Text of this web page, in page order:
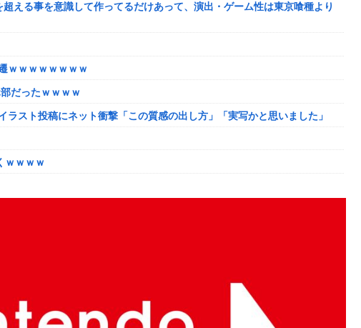
スキャンプくらいヌルイのなら考える
ブで韓国に向かう予想‥世界各国の最新スパコン気象予測モデルがはじき
ットワーク
らかになるも解決には至っておらずめども立たず
モバP「資料だから見といてくれ」
手が婚姻届の証人に。
える事を意識して作ってるだけあって、演出・ゲーム性は東京喰種より
ｗｗｗｗｗｗｗｗ
だったｗｗｗｗ
ラスト投稿にネット衝撃「この質感の出し方」「実写かと思いました」
ｗｗｗｗ
らない
に 脳腫瘍摘出手術で腫瘍の無い部位を摘出してしまう